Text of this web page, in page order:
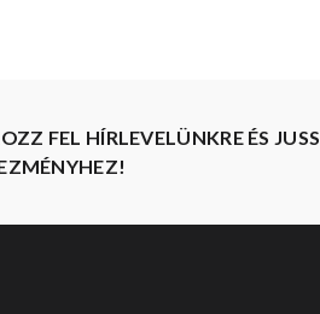
FEL HÍRLEVELÜNKRE ÉS JUSS